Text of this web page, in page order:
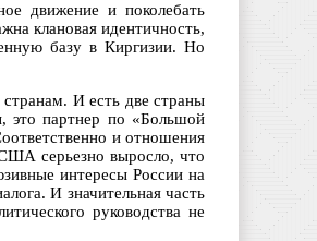
движение и поколебать
клановая идентичность,
базу в Киргизии. Но
И есть две страны
партнер по «Большой
и отношения
серьезно выросло, что
интересы России на
И значительная часть
руководства не